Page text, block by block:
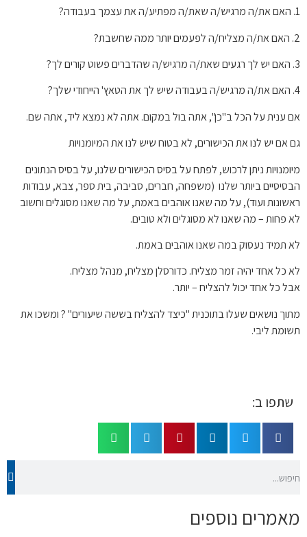
1. האם את/ה מרגיש/ה שאת/ה מפתיע/ה את עצמך בעבודה?
2. האם את/ה מצליח/ה לפעמים יותר ממה שחשבת?
3. האם יש לך רגעים שאת/ה מרגיש/ה שהדברים פשוט קורים לך?
4. האם את/ה מרגיש/ה בעבודה שיש לך את הטאץ' הייחודי שלך?
אם ענית על הכל ב"כן", אתה בול במקום. אתה לא נמצא ליד, אתה שם.
גם אם יש לנו את הכישורים, לא בטוח שיש לנו את המיומנויות
מיומנויות ניתן לרכוש, לפתח על בסיס הכישורים שלנו, על בסיס הנתונים
הבסיסיים ביותר שלנו (משפחה, חברים, סביבה, בית ספר, צבא, עבודות
ראשונות ועוד), על מה שאנו אוהבים באמת, על מה שאנו מסוגלים וחשוב
לא פחות – מה שאנו לא מסוגלים ולא טובים.
לא תמיד נעסוק במה שאנו אוהבים באמת.
לא כל אחד יהיה זמר מצליח. כדורסלן מצליח, מנהל מצליח.
אבל כל אחד יכול להצליח – יותר.
מתוך נושאים שעלו בתוכנית "כיצד להצליח בששה שיעורים" ? ומשכו את
תשומת ליבי.
שתפו ב:
מאמרים נוספים